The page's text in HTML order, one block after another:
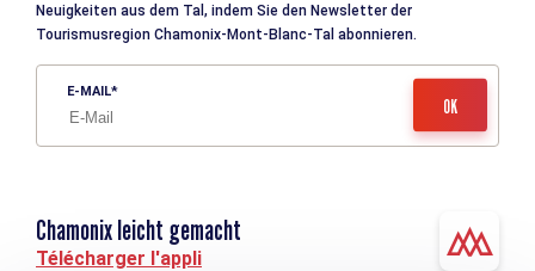
Neuigkeiten aus dem Tal, indem Sie den Newsletter der
Tourismusregion Chamonix-Mont-Blanc-Tal abonnieren.
E-MAIL
Chamonix leicht gemacht
Télécharger l'appli